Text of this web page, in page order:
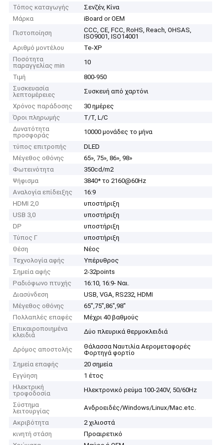
Τόπος καταγωγής
Σενζέν, Κίνα
Μάρκα
iBoard or OEM
Πιστοποίηση
CCC, CE, FCC, RoHS, Reach, OHSAS,
ISO9001, ISO14001
Αριθμό μοντέλου
Te-XP
Ποσότητα
παραγγελίας min
10
Τιμή
800-950
Συσκευασία
λεπτομέρειες
Συσκευή από χαρτόνι
Χρόνος παράδοσης
30 ημέρες
Όροι πληρωμής
T/T, L/C
Δυνατότητα
προσφοράς
10000 μονάδες το μήνα
τύπος επιτροπής
DLED
Μέγεθος οθόνης
65», 75», 86», 98»
Φωτεινότητα
350cd/m2
Ψήφισμα
3840* το 2160@60Hz
Αναλογία επίδειξης
16:9
HDMI 2,0
υποστήριξη
USB 3,0
υποστήριξη
DP
υποστήριξη
Τύπος Γ
υποστήριξη
Θέση
Νέος
Τεχνολογία αφής
Υπέρυθρος
Σημεία αφής
2-32points
Ραδιόφωνο πτυχής
16:10, 16:9- Ναι.
Διασύνδεση
USB, VGA, RS232, HDMI
Μέγεθος οθόνης
65",75",86",98"
Πολλαπλές επαφές
Μέχρι 40 βαθμούς
Επικαιροποιημένα
κλειδιά
Δύο πλευρικά θερμοκλειδιά
Δρόμος αποστολής
Θάλασσα Ναυτιλία Αερομεταφορές
Φορτηγά φορτίο
Σημεία επαφής
20 σημεία
Εγγύηση
1 έτος
Ηλεκτρική
τροφοδοσία
Ηλεκτρονικό ρεύμα 100-240V, 50/60Hz
Σύστημα
λειτουργίας
Ανδροειδές/Windows/Linux/Mac.etc.
Ακριβότητα
2 χιλιοστά
κινητή στάση
Προαιρετικό